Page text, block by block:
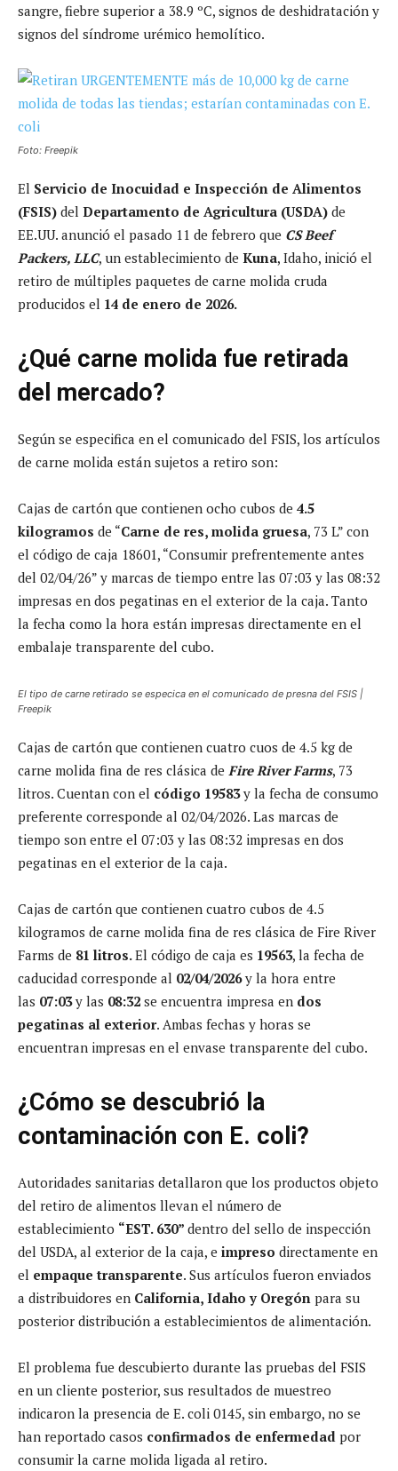
sangre, fiebre superior a 38.9 ºC, signos de deshidratación y
signos del síndrome urémico hemolítico.
Foto: Freepik
El Servicio de Inocuidad e Inspección de Alimentos
(FSIS) del Departamento de Agricultura (USDA) de
EE.UU. anunció el pasado 11 de febrero que CS Beef
Packers, LLC, un establecimiento de Kuna, Idaho, inició el
retiro de múltiples paquetes de carne molida cruda
producidos el 14 de enero de 2026.
¿Qué carne molida fue retirada
del mercado?
Según se especifica en el comunicado del FSIS, los artículos
de carne molida están sujetos a retiro son:
Cajas de cartón que contienen ocho cubos de 4.5
kilogramos de “Carne de res, molida gruesa, 73 L” con
el código de caja 18601, “Consumir prefrentemente antes
del 02/04/26” y marcas de tiempo entre las 07:03 y las 08:32
impresas en dos pegatinas en el exterior de la caja. Tanto
la fecha como la hora están impresas directamente en el
embalaje transparente del cubo.
El tipo de carne retirado se especica en el comunicado de presna del FSIS |
Freepik
Cajas de cartón que contienen cuatro cuos de 4.5 kg de
carne molida fina de res clásica de Fire River Farms, 73
litros. Cuentan con el código 19583y la fecha de consumo
preferente corresponde al 02/04/2026. Las marcas de
tiempo son entre el 07:03 y las 08:32 impresas en dos
pegatinas en el exterior de la caja.
Cajas de cartón que contienen cuatro cubos de 4.5
kilogramos de carne molida fina de res clásica de Fire River
Farms de 81 litros.El código de caja es 19563, la fecha de
caducidad corresponde al 02/04/2026y la hora entre
las 07:03y las 08:32 se encuentra impresa en dos
pegatinas al exterior. Ambas fechas y horas se
encuentran impresas en el envase transparente del cubo.
¿Cómo se descubrió la
contaminación con E. coli?
Autoridades sanitarias detallaron que los productos objeto
del retiro de alimentos llevan el número de
establecimiento “EST. 630” dentro del sello de inspección
del USDA, al exterior de la caja, e impreso directamente en
el empaque transparente. Sus artículos fueron enviados
a distribuidores en California, Idaho y Oregón para su
posterior distribución a establecimientos de alimentación.
El problema fue descubierto durante las pruebas del FSIS
en un cliente posterior, sus resultados de muestreo
indicaron la presencia de E. coli 0145, sin embargo, no se
han reportado casos confirmados de enfermedad por
consumir la carne molida ligada al retiro.